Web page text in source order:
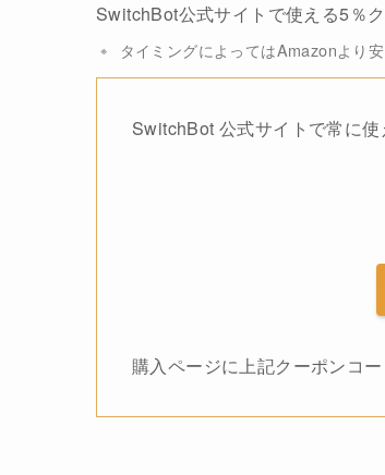
SwitchBot公式サイトで使える5％
タイミングによってはAmazonより安
SwitchBot 公式サイトで常に
購入ページに上記クーポンコ